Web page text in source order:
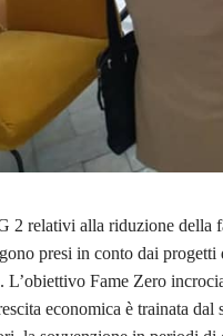
2 relativi alla riduzione della
presi in conto dai
L’obiettivo Fame Zero
economica è trainata